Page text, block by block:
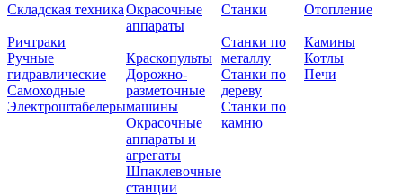
Складская техника
Ричтраки
Ручные
гидравлические
Самоходные
Электроштабелеры
Окрасочные
аппараты
Краскопульты
Дорожно-
разметочные
машины
Окрасочные
аппараты и
агрегаты
Шпаклевочные
станции
Станки
Станки по
металлу
Станки по
дереву
Станки по
камню
Отопление
Камины
Котлы
Печи